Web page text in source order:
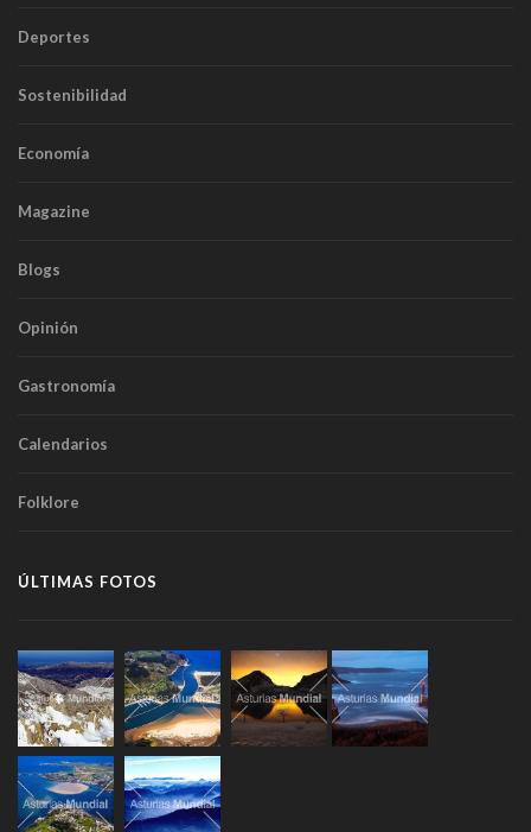
Deportes
Sostenibilidad
Economía
Magazine
Blogs
Opinión
Gastronomía
Calendarios
Folklore
ÚLTIMAS FOTOS